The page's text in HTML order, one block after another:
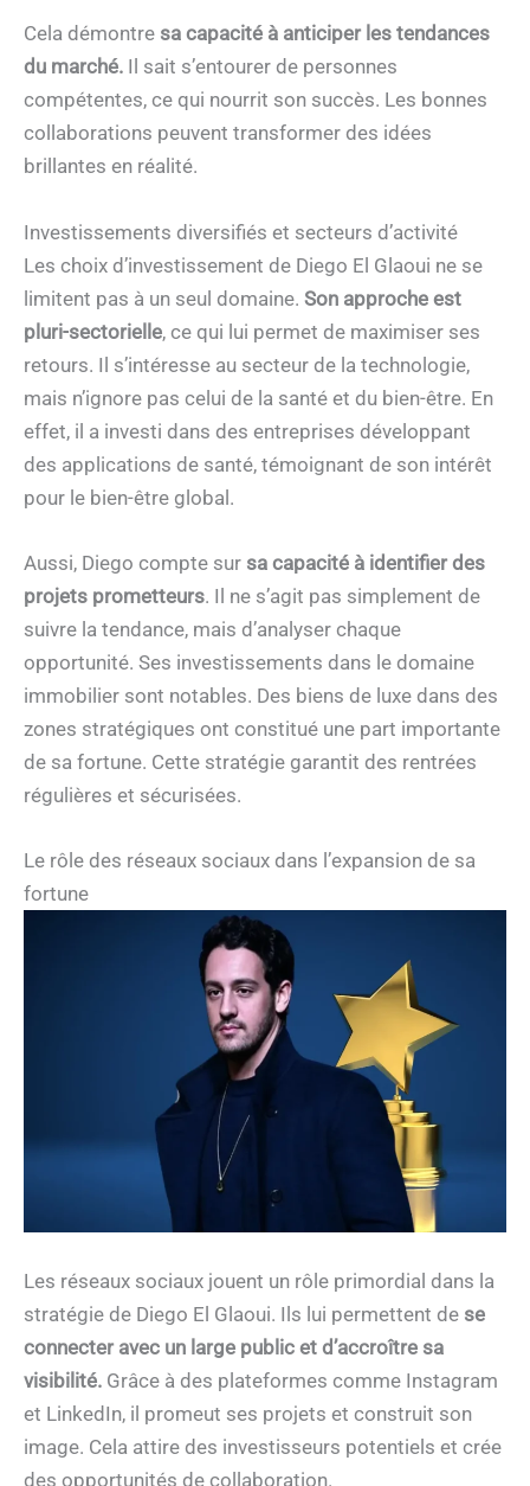
Cela démontre sa capacité à anticiper les tendances
du marché. Il sait s’entourer de personnes
compétentes, ce qui nourrit son succès. Les bonnes
collaborations peuvent transformer des idées
brillantes en réalité.
Investissements diversifiés et secteurs d’activité
Les choix d’investissement de Diego El Glaoui ne se
limitent pas à un seul domaine. Son approche est
pluri-sectorielle, ce qui lui permet de maximiser ses
retours. Il s’intéresse au secteur de la technologie,
mais n’ignore pas celui de la santé et du bien-être. En
effet, il a investi dans des entreprises développant
des applications de santé, témoignant de son intérêt
pour le bien-être global.
Aussi, Diego compte sur sa capacité à identifier des
projets prometteurs. Il ne s’agit pas simplement de
suivre la tendance, mais d’analyser chaque
opportunité. Ses investissements dans le domaine
immobilier sont notables. Des biens de luxe dans des
zones stratégiques ont constitué une part importante
de sa fortune. Cette stratégie garantit des rentrées
régulières et sécurisées.
Le rôle des réseaux sociaux dans l’expansion de sa
fortune
Les réseaux sociaux jouent un rôle primordial dans la
stratégie de Diego El Glaoui. Ils lui permettent de se
connecter avec un large public et d’accroître sa
visibilité. Grâce à des plateformes comme Instagram
et LinkedIn, il promeut ses projets et construit son
image. Cela attire des investisseurs potentiels et crée
des opportunités de collaboration.